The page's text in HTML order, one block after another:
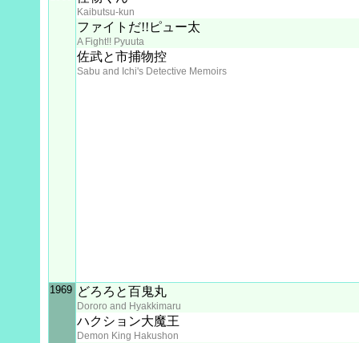
Kaibutsu-kun
ファイトだ!!ピュー太
A Fight!! Pyuuta
佐武と市捕物控
Sabu and Ichi's Detective Memoirs
1969 どろろと百鬼丸
Dororo and Hyakkimaru
ハクション大魔王
Demon King Hakushon